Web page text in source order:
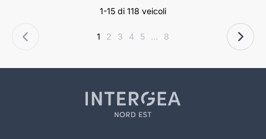
1-15 di 118 veicoli
1 2 3 4 5 ... 8